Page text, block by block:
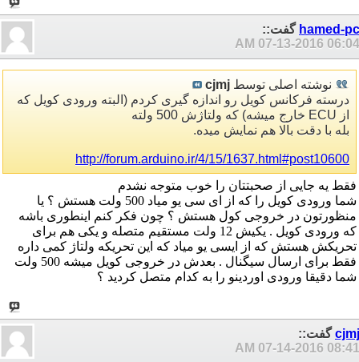
hamed-pc گفت::
07-13-2016 06:04 AM
نوشته اصلی توسط cjmj
درسته فرکانس کویل رو اندازه گیری کردم (البته ورودی کویل که
از ECU خارج میشه) که ولتاژش 500 ولته
بله با دقت بالا هم نمایش میده.
http://forum.arduino.ir/4/15/1637.html#post10600
فقط یه جایی از صحبتتان را خوب متوجه نشدم
شما ورودی کویل را که از ای سی یو میاد 500 ولت هستش ؟ یا
منظورتون در خروجی کول هستش ؟ چون فکر کنم اینطوری باشه
که ورودی کویل . یکیش 12 ولت مستقیم متصله و یکی هم برای
تحریکش هستش که از ایسی یو میاد که این تحریکه ولتاژ کمی داره
فقط برای ارسال سیگنال . بعدش در خروجی کویل میشه 500 ولت
شما دقیقا ورودی اوردینو را به کدام متصل کردید ؟
cjmjگفت::
07-14-2016 08:41 AM